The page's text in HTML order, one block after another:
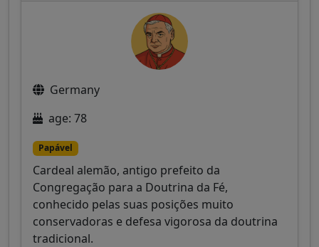
Germany
age: 78
Papável
Cardeal alemão, antigo prefeito da
Congregação para a Doutrina da Fé,
conhecido pelas suas posições muito
conservadoras e defesa vigorosa da doutrina
tradicional.